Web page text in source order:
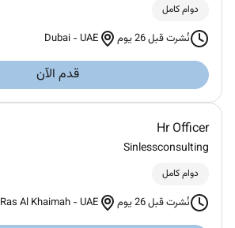
دوام كامل
نُشرت قبل 26 يوم Dubai -UAE
قدم الآن
Hr Officer
Sinlessconsulting
دوام كامل
نُشرت قبل 26 يوم Ras Al Khaimah -UAE